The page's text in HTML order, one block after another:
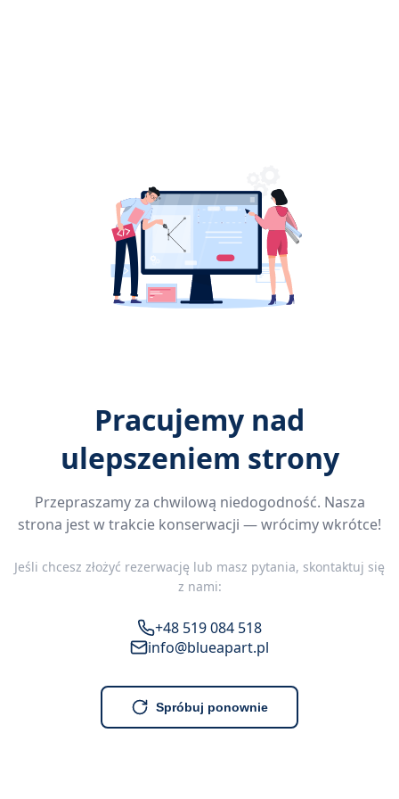
Pracujemy nad
ulepszeniem strony
Przepraszamy za chwilową niedogodność. Nasza
strona jest w trakcie konserwacji — wrócimy wkrótce!
Jeśli chcesz złożyć rezerwację lub masz pytania, skontaktuj się
z nami:
+48 519 084 518
info@blueapart.pl
Spróbuj ponownie